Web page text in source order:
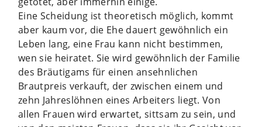
Eine Scheidung ist theoretisch möglich, kommt
aber kaum vor, die Ehe dauert gewöhnlich ein
Leben lang, eine Frau kann nicht bestimmen,
wen sie heiratet. Sie wird gewöhnlich der Familie
des Bräutigams für einen ansehnlichen
Brautpreis verkauft, der zwischen einem und
zehn Jahreslöhnen eines Arbeiters liegt. Von
allen Frauen wird erwartet, sittsam zu sein, und